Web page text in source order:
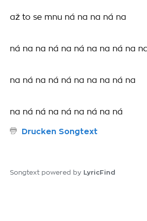
až to se mnu ná na na ná na
ná na na ná na ná na na ná na
na ná na ná ná na na na ná na
na ná ná na ná na ná na ná
Drucken Songtext
Songtext powered by LyricFind